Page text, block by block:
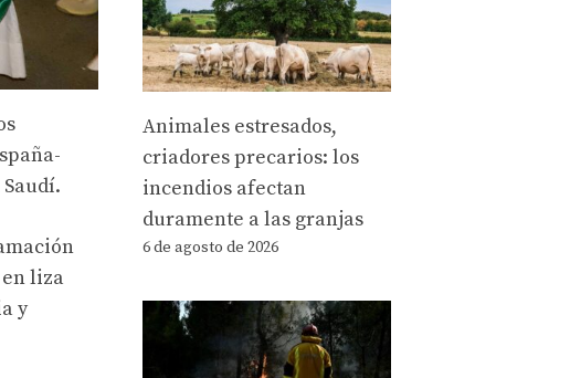
liza
y
Animales estresados,
criadores precarios: los
incendios afectan
duramente a las granjas
6 de agosto de 2026